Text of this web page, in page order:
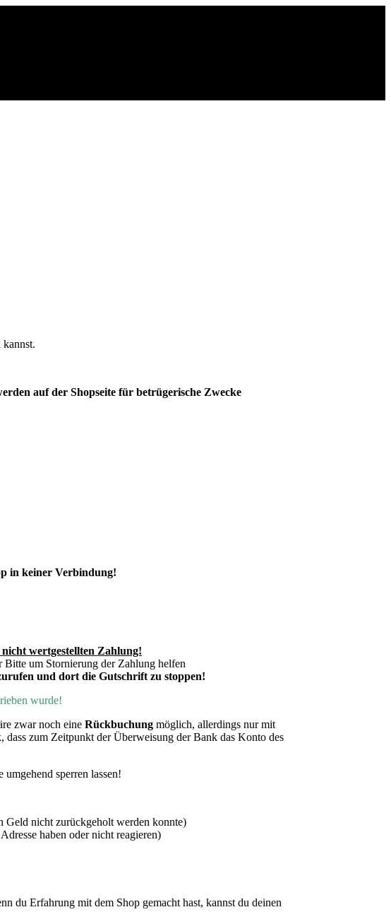
auf der Shopseite für betrügerische Zwecke
in keiner Verbindung!
wertgestellten Zahlung!
um Stornierung der Zahlung helfen
und dort die Gutschrift zu stoppen!
wurde!
zwar noch eine Rückbuchung möglich, allerdings nur mit
zum Zeitpunkt der Überweisung der Bank das Konto des
sperren lassen!
Geld nicht zurückgeholt werden konnte)
haben oder nicht reagieren)
du Erfahrung mit dem Shop gemacht hast, kannst du deinen